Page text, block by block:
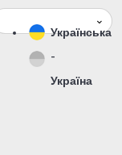
Українська
-
Україна